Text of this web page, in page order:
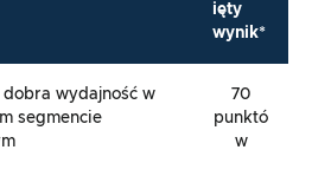
ięty
wynik*
dobra wydajność w
segmencie
70
punktó
w